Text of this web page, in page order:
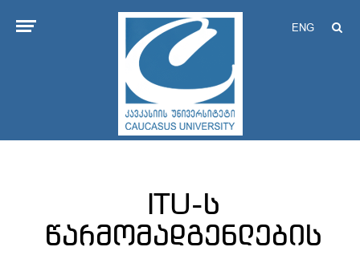
ENG
ITU-ს
წარმომადგენლების